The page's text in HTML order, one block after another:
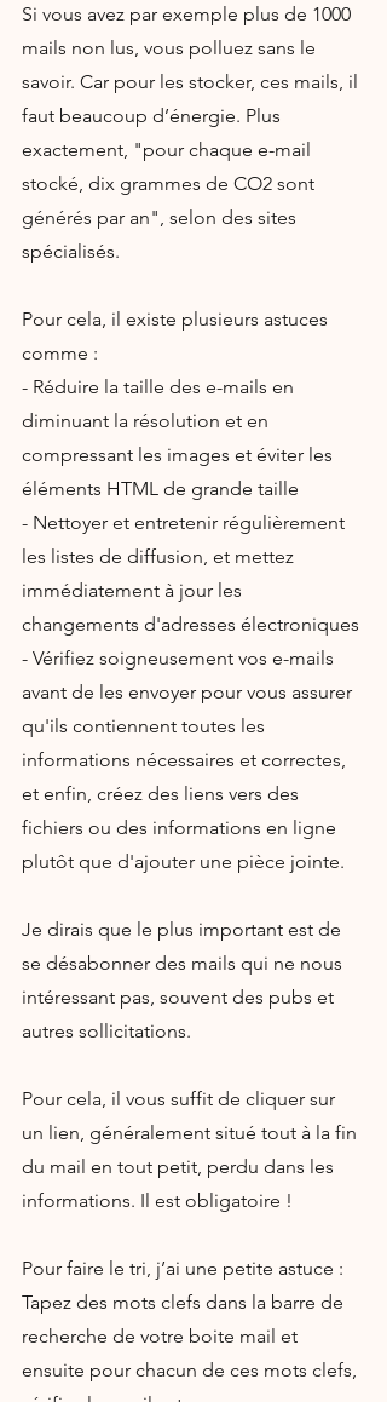
Si vous avez par exemple plus de 1000
mails non lus, vous polluez sans le
savoir. Car pour les stocker, ces mails, il
faut beaucoup d’énergie. Plus
exactement, "pour chaque e-mail
stocké, dix grammes de CO2 sont
générés par an", selon des sites
spécialisés.
Pour cela, il existe plusieurs astuces
comme :
- Réduire la taille des e-mails en
diminuant la résolution et en
compressant les images et éviter les
éléments HTML de grande taille
- Nettoyer et entretenir régulièrement
les listes de diffusion, et mettez
immédiatement à jour les
changements d'adresses électroniques
- Vérifiez soigneusement vos e-mails
avant de les envoyer pour vous assurer
qu'ils contiennent toutes les
informations nécessaires et correctes,
et enfin, créez des liens vers des
fichiers ou des informations en ligne
plutôt que d'ajouter une pièce jointe.
Je dirais que le plus important est de
se désabonner des mails qui ne nous
intéressant pas, souvent des pubs et
autres sollicitations.
Pour cela, il vous suffit de cliquer sur
un lien, généralement situé tout à la fin
du mail en tout petit, perdu dans les
informations. Il est obligatoire !
Pour faire le tri, j’ai une petite astuce :
Tapez des mots clefs dans la barre de
recherche de votre boite mail et
ensuite pour chacun de ces mots clefs,